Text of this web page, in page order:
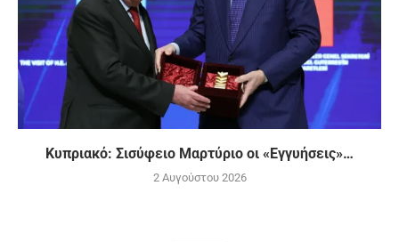
Κυπριακό: Σισύφειο Μαρτύριο οι «Εγγυήσεις»…
2 Αυγούστου 2026